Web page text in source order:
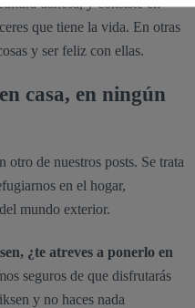
danesa, y consiste en
que tiene la vida. En otras
y ser feliz con ellas.
casa, en ningún
otro de nuestros posts. Se trata
en el hogar,
mundo exterior.
¿te atreves a ponerlo en
seguros de que disfrutarás
y no haces nada